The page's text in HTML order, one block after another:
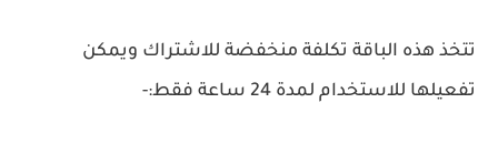
تتخذ هذه الباقة تكلفة منخفضة للاشتراك ويمكن
تفعيلها للاستخدام لمدة 24 ساعة فقط:-